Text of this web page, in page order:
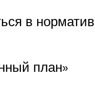
в
план»